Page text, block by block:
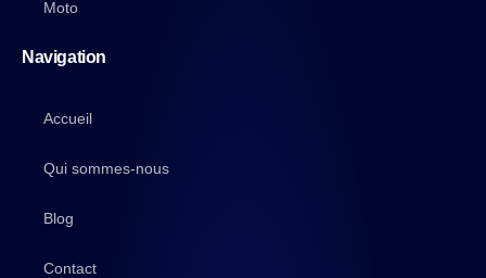
Moto
Navigation
Accueil
Qui sommes-nous
Blog
Contact